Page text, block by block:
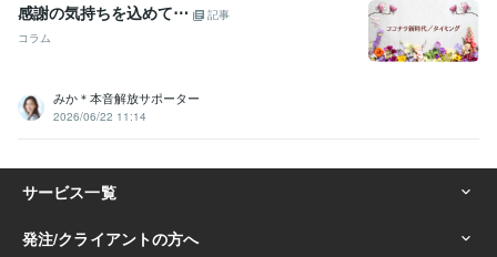
感謝の気持ちを込めて⋯
記事
コラム
みか＊本音解放サポーター
2026/06/22 11:14